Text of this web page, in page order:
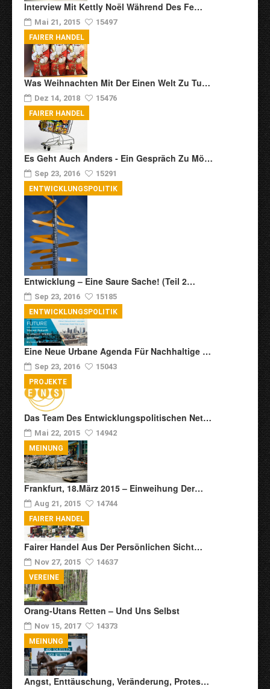
Interview Mit Kettly Noël Während Des Fe…
Mai 21, 2015 15497
Was Weihnachten Mit Der Einen Welt Zu Tu…
Dez 14, 2018 15476
FAIRER HANDEL
Es Geht Auch Anders - Ein Gespräch Zu Mö…
Sep 23, 2016 15291
FAIRER HANDEL
Entwicklung – Eine Saure Sache! (Teil 2…
Sep 23, 2016 15185
ENTWICKLUNGSPOLITIK
Eine Neue Urbane Agenda Für Nachhaltige …
Sep 23, 2016 15043
ENTWICKLUNGSPOLITIK
Das Team Des Entwicklungspolitischen Net…
Mai 22, 2015 14942
PROJEKTE
Frankfurt, 18.März 2015 – Einweihung Der…
Aug 21, 2015 14744
MEINUNG
Fairer Handel Aus Der Persönlichen Sicht…
Nov 27, 2015 14637
FAIRER HANDEL
Orang-Utans Retten – Und Uns Selbst
Nov 15, 2017 14373
VEREINE
Angst, Enttäuschung, Veränderung, Protes…
MEINUNG